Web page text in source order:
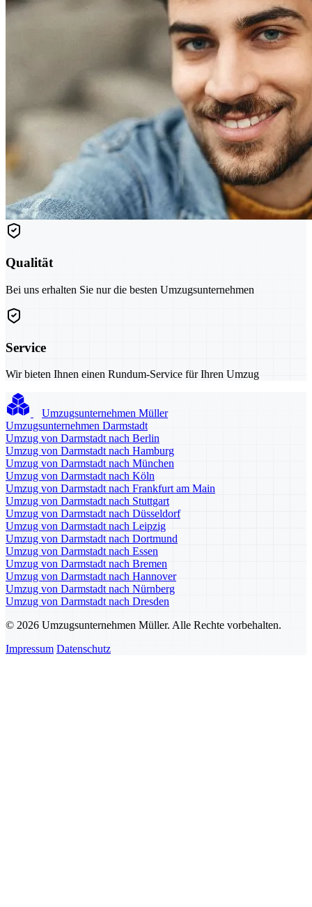
Qualität
Bei uns erhalten Sie nur die besten Umzugsunternehmen
Service
Wir bieten Ihnen einen Rundum-Service für Ihren Umzug
Umzugsunternehmen Müller
Umzugsunternehmen Darmstadt
Umzug von Darmstadt nach Berlin
Umzug von Darmstadt nach Hamburg
Umzug von Darmstadt nach München
Umzug von Darmstadt nach Köln
Umzug von Darmstadt nach Frankfurt am Main
Umzug von Darmstadt nach Stuttgart
Umzug von Darmstadt nach Düsseldorf
Umzug von Darmstadt nach Leipzig
Umzug von Darmstadt nach Dortmund
Umzug von Darmstadt nach Essen
Umzug von Darmstadt nach Bremen
Umzug von Darmstadt nach Hannover
Umzug von Darmstadt nach Nürnberg
Umzug von Darmstadt nach Dresden
© 2026 Umzugsunternehmen Müller. Alle Rechte vorbehalten.
Impressum Datenschutz